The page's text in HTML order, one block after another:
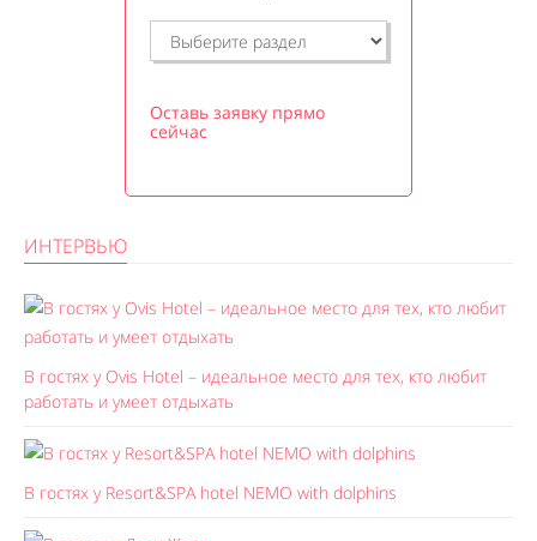
Оставь заявку прямо
сейчас
ИНТЕРВЬЮ
В гостях у Ovis Hotel – идеальное место для тех, кто любит
работать и умеет отдыхать
В гостях у Resort&SPA hotel NEMO with dolphins